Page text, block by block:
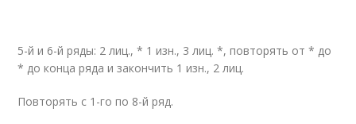
5-й и 6-й ряды: 2 лиц., * 1 изн., 3 лиц. *, повторять от * до
* до конца ряда и закончить 1 изн., 2 лиц.
Повторять с 1-го по 8-й ряд.